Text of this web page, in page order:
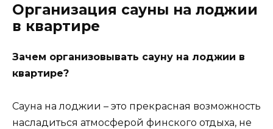
Организация сауны на лоджии
в квартире
Зачем организовывать сауну на лоджии в
квартире?
Сауна на лоджии – это прекрасная возможность
насладиться атмосферой финского отдыха, не